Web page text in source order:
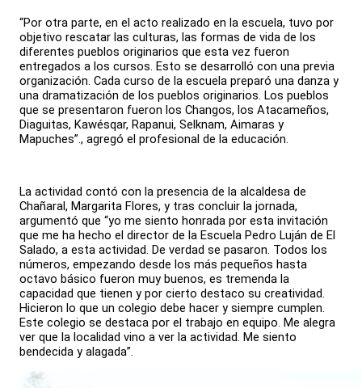
“Por otra parte, en el acto realizado en la escuela, tuvo por
objetivo rescatar las culturas, las formas de vida de los
diferentes pueblos originarios que esta vez fueron
entregados a los cursos. Esto se desarrolló con una previa
organización. Cada curso de la escuela preparó una danza y
una dramatización de los pueblos originarios. Los pueblos
que se presentaron fueron los Changos, los Atacameños,
Diaguitas, Kawésqar, Rapanui, Selknam, Aimaras y
Mapuches”., agregó el profesional de la educación.
La actividad contó con la presencia de la alcaldesa de
Chañaral, Margarita Flores, y tras concluir la jornada,
argumentó que “yo me siento honrada por esta invitación
que me ha hecho el director de la Escuela Pedro Luján de El
Salado, a esta actividad. De verdad se pasaron. Todos los
números, empezando desde los más pequeños hasta
octavo básico fueron muy buenos, es tremenda la
capacidad que tienen y por cierto destaco su creatividad.
Hicieron lo que un colegio debe hacer y siempre cumplen.
Este colegio se destaca por el trabajo en equipo. Me alegra
ver que la localidad vino a ver la actividad. Me siento
bendecida y alagada”.